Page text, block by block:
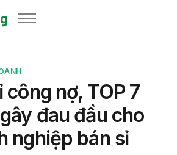
công nợ, TOP 7
đau đầu cho
nghiệp bán sỉ